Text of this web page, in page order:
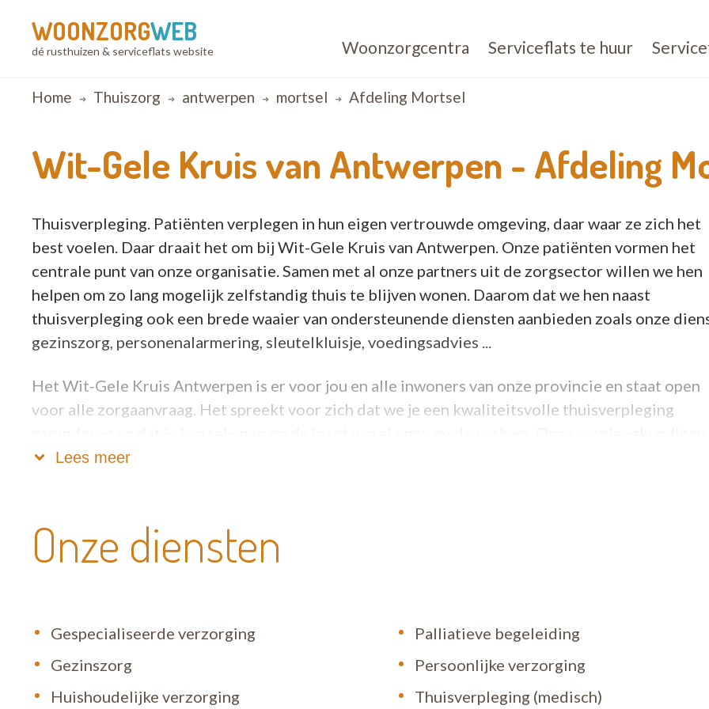
WOONZORGWEB
dé rusthuizen & serviceflats website Woonzorgcentra Serviceflats te huur
Breadcrumb
Home Thuiszorg antwerpen mortsel Afdeling Mortsel
Wit-Gele Kruis van Antwerpen - Afdeling
Thuisverpleging. Patiënten verplegen in hun eigen vertrouwde omgeving, daar waar ze zich het
best voelen. Daar draait het om bij Wit-Gele Kruis van Antwerpen. Onze patiënten vormen het
centrale punt van onze organisatie. Samen met al onze partners uit de zorgsector willen we hen
helpen om zo lang mogelijk zelfstandig thuis te blijven wonen. Daarom dat we hen naast
thuisverpleging ook een brede waaier van ondersteunende diensten aanbieden zoals onze
gezinszorg, personenalarmering, sleutelkluisje, voedingsadvies ...
Het Wit-Gele Kruis Antwerpen is er voor jou en alle inwoners van onze provincie en staat open
voor alle zorgaanvraag. Het spreekt voor zich dat we je een kwaliteitsvolle thuisverpleging
zorgkundigen en verzorgenden staan dagelijks voor je klaar, 24 uur op 24 en 7 dagen op 7. Je
Lees meer
Onze diensten
Gespecialiseerde verzorging
Gezinszorg
Huishoudelijke verzorging
Palliatieve begeleiding
Persoonlijke verzorging
Thuisverpleging (medisch)